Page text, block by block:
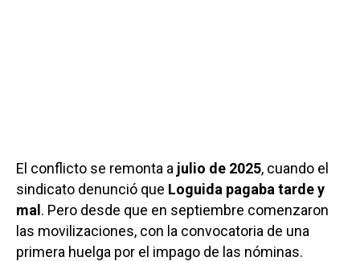
El conflicto se remonta a julio de 2025, cuando el
sindicato denunció que Loguida pagaba tarde y
mal. Pero desde que en septiembre comenzaron
las movilizaciones, con la convocatoria de una
primera huelga por el impago de las nóminas.